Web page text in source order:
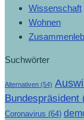
Wissenschaft
Wohnen
Suchwörter
Alternativen (54)
Bundespräsident
Coronavirus (64)